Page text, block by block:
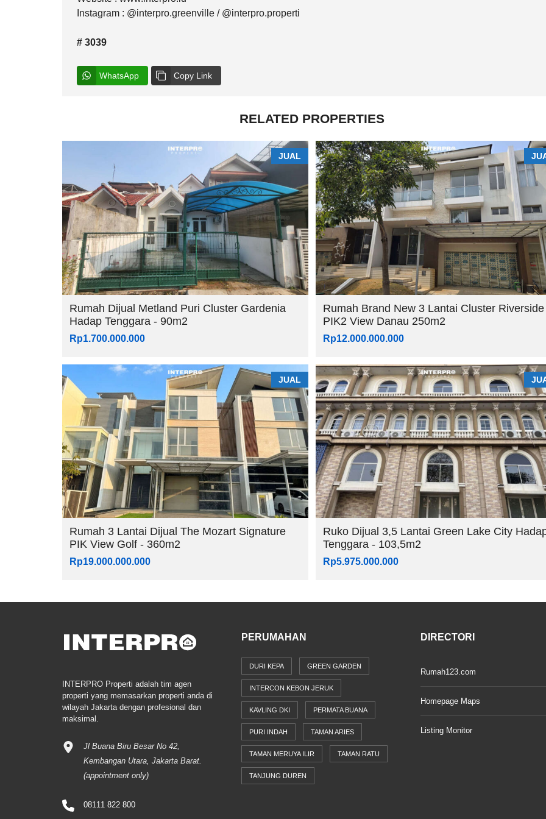
Instagram : @interpro.greenville / @interpro.properti
# 3039
WhatsApp Copy Link
RELATED PROPERTIES
JUAL
Rumah Dijual Metland Puri Cluster Gardenia
Hadap Tenggara - 90m2
Rp1.700.000.000
Rumah Brand New 3 Lantai Cluster Riverside
PIK2 View Danau 250m2
Rp12.000.000.000
JUAL
Rumah 3 Lantai Dijual The Mozart Signature
PIK View Golf - 360m2
Rp19.000.000.000
Ruko Dijual 3,5 Lantai Green Lake City
Tenggara - 103,5m2
Rp5.975.000.000
INTERPRO Properti adalah tim agen
properti yang memasarkan properti anda di
wilayah Jakarta dengan profesional dan
maksimal.
Jl Buana Biru Besar No 42,
Kembangan Utara, Jakarta Barat.
(appointment only)
08111 822 800
PERUMAHAN
DURI KEPA GREEN GARDEN
INTERCON KEBON JERUK
KAVLING DKI PERMATA BUANA
PURI INDAH TAMAN ARIES
TAMAN MERUYA ILIR TAMAN RATU
TANJUNG DUREN
DIRECTORI
Rumah123.com
Homepage Maps
Listing Monitor